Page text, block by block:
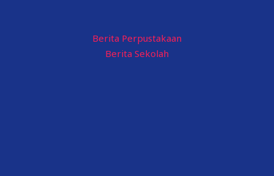
Berita Perpustakaan
Berita Sekolah